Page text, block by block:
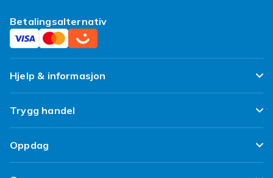
Betalingsalternativ
Hjelp & informasjon
Ofte stilte spørsmål
Spor pakken min
Angre & returner her
Trygg handel
Fornøyd kunde-løfte
Kundeanmeldelser
Oppdag
Design dine egne klær